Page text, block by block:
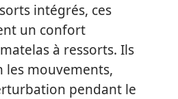
intégrés, ces
un confort
à ressorts. Ils
les mouvements,
pendant le